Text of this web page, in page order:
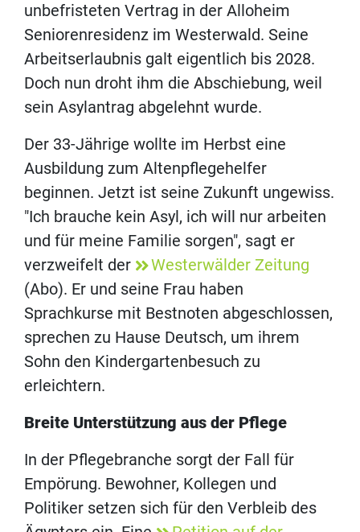
unbefristeten Vertrag in der Alloheim
Seniorenresidenz im Westerwald. Seine
Arbeitserlaubnis galt eigentlich bis 2028.
Doch nun droht ihm die Abschiebung, weil
sein Asylantrag abgelehnt wurde.
Der 33-Jährige wollte im Herbst eine
Ausbildung zum Altenpflegehelfer
beginnen. Jetzt ist seine Zukunft ungewiss.
"Ich brauche kein Asyl, ich will nur arbeiten
und für meine Familie sorgen", sagt er
verzweifelt der
Westerwälder Zeitung
(Abo). Er und seine Frau haben
Sprachkurse mit Bestnoten abgeschlossen,
sprechen zu Hause Deutsch, um ihrem
Sohn den Kindergartenbesuch zu
erleichtern.
Breite Unterstützung aus der Pflege
In der Pflegebranche sorgt der Fall für
Empörung. Bewohner, Kollegen und
Politiker setzen sich für den Verbleib des